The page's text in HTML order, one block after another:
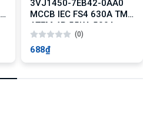
3VJ1450-7EB42-0AA0
MCCB IEC FS4 630A TM
ATFM 4P 55KA 500A
(0)
688₫